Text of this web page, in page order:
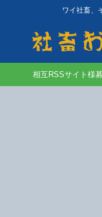
ワイ社畜、
相互RSSサイト様